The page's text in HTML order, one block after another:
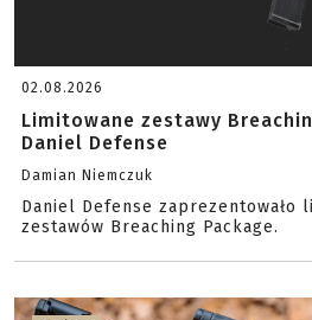
02.08.2026
Limitowane zestawy
Daniel Defense
Damian Niemczuk
Daniel Defense zaprezentowało
zestawów Breaching Package.